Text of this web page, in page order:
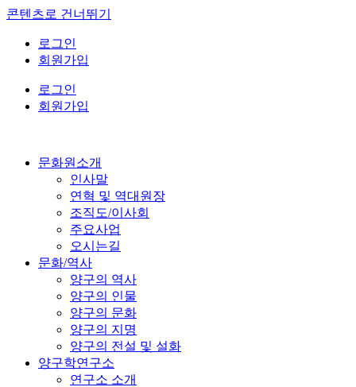
콘텐츠로 건너뛰기
로그인
회원가입
로그인
회원가입
문화원소개
인사말
연혁 및 역대원장
조직도/이사회
주요사업
오시는길
문화/역사
양구의 역사
양구의 인물
양구의 문화
양구의 지명
양구의 전설 및 설화
양구학연구소
연구소 소개